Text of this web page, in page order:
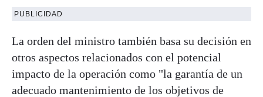
PUBLICIDAD
La orden del ministro también basa su decisión en
otros aspectos relacionados con el potencial
impacto de la operación como "la garantía de un
adecuado mantenimiento de los objetivos de